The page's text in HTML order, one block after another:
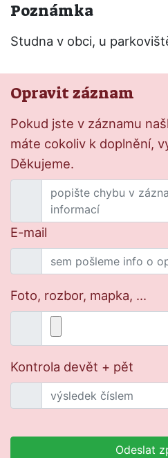
Poznámka
Studna v obci, u
Opravit záznam
Pokud jste v záznamu
máte cokoliv k doplnění,
Děkujeme.
E-mail
Foto, rozbor, mapka, ...
Kontrola devět + pět
Odeslat